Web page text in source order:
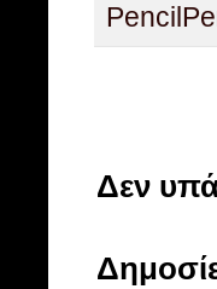
Pencil
Δεν